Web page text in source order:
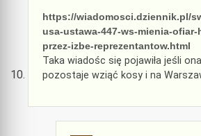
https://wiadomosci.dziennik.pl/
usa-ustawa-447-ws-mienia-
przez-izbe-reprezentantow.html
Taka wiadośc się pojawiła jeśli
pozostaje wziąć kosy i na